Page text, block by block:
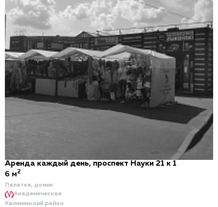
Аренда каждый день, проспект Науки 21 к 1
Палатка, домик
Академическая
Калининский район
6 м2